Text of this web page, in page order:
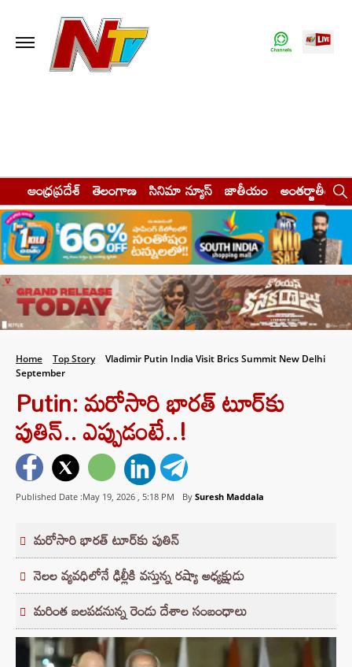
ఆంధ్రప్రదేశ్ తెలంగాణ సినిమా న్యూస్ జాతీయం అంతర్జాతీయం
Home Top Story
Vladimir Putin India Visit Brics Summit New Delhi
September
Putin: మరోసారి భారత్‌ టూర్‌కు
పుతిన్.. ఎప్పుడంటే..!
Published Date :May 19, 2026 , 5:18 PM By Suresh Maddala
మరోసారి భారత్‌ టూర్‌కు పుతిన్
నెలల వ్యవధిలోనే ఢిల్లీకి వస్తున్న రష్యా అధ్యక్షుడు
మరింత బలపడనున్న రెండు దేశాల సంబంధాలు